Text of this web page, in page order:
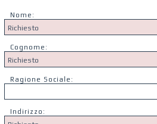
Nome:
Cognome:
Ragione Sociale:
Indirizzo: